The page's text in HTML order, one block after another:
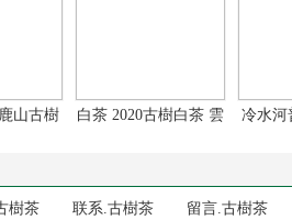
山古樹
白茶 2020古樹白茶 雲
冷水河
樹茶 联系.古樹茶 留言.古樹茶